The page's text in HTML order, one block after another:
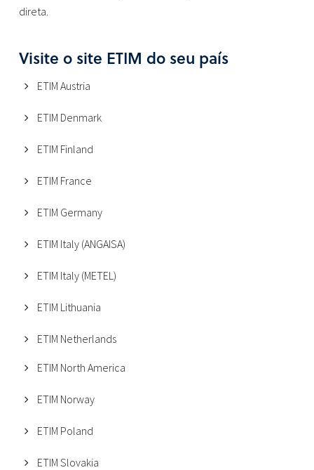
direta.
Visite o site ETIM do seu país
ETIM Austria
ETIM Denmark
ETIM Finland
ETIM France
ETIM Germany
ETIM Italy (ANGAISA)
ETIM Italy (METEL)
ETIM Lithuania
ETIM Netherlands
ETIM North America
ETIM Norway
ETIM Poland
ETIM Slovakia